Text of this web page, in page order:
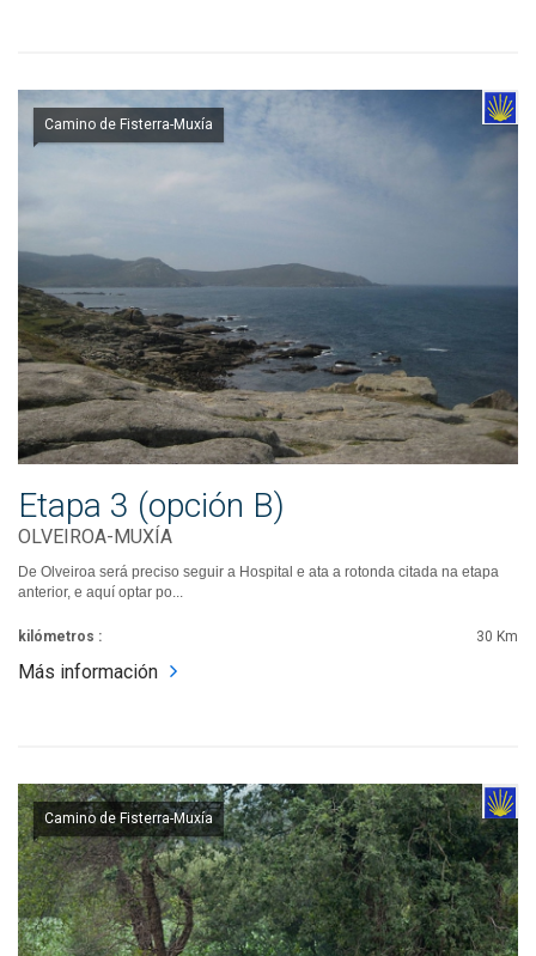
Camino de Fisterra-Muxía
Etapa 3 (opción B)
OLVEIROA-MUXÍA
De Olveiroa será preciso seguir a Hospital e ata a rotonda citada na etapa
anterior, e aquí optar po...
kilómetros : 30 Km
Más información
Camino de Fisterra-Muxía